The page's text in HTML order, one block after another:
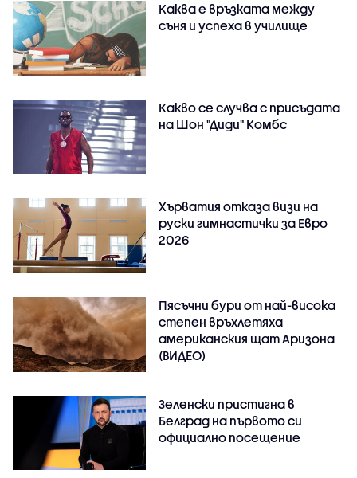
Каква е връзката между
съня и успеха в училище
Какво се случва с присъдата
на Шон "Диди" Комбс
Хърватия отказа визи на
руски гимнастички за Евро
2026
Пясъчни бури от най-висока
степен връхлетяха
американския щат Аризона
(ВИДЕО)
Зеленски пристигна в
Белград на първото си
официално посещение